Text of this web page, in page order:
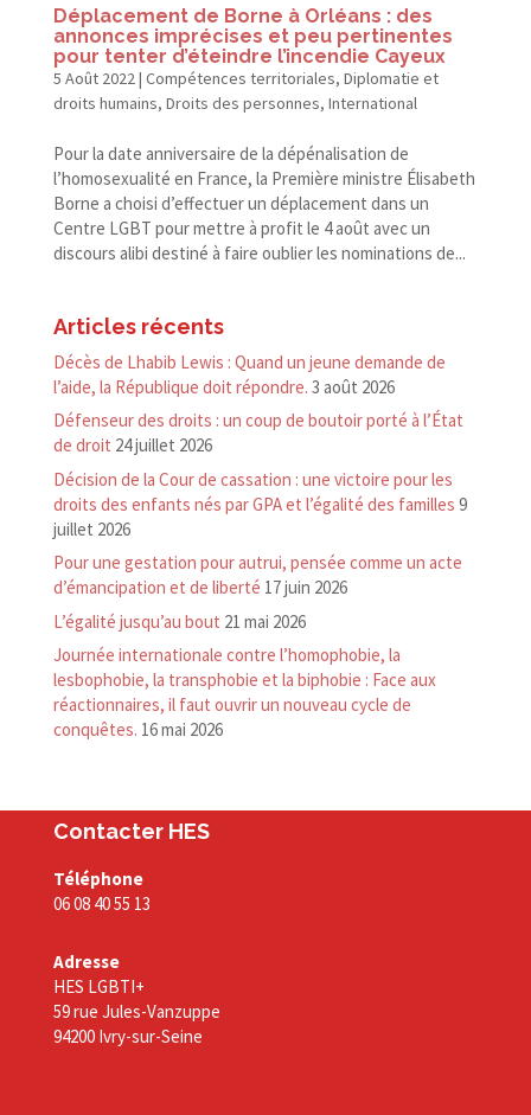
Déplacement de Borne à Orléans : des
annonces imprécises et peu pertinentes
pour tenter d’éteindre l’incendie Cayeux
5 Août 2022| Compétences territoriales, Diplomatie et
droits humains, Droits des personnes, International
Pour la date anniversaire de la dépénalisation de
l’homosexualité en France, la Première ministre Élisabeth
Borne a choisi d’effectuer un déplacement dans un
Centre LGBT pour mettre à profit le 4 août avec un
discours alibi destiné à faire oublier les nominations de...
Articles récents
Décès de Lhabib Lewis : Quand un jeune demande de
l’aide, la République doit répondre. 3 août 2026
Défenseur des droits : un coup de boutoir porté à l’État
de droit 24 juillet 2026
Décision de la Cour de cassation : une victoire pour les
droits des enfants nés par GPA et l’égalité des familles 9
juillet 2026
Pour une gestation pour autrui, pensée comme un acte
d’émancipation et de liberté 17 juin 2026
L’égalité jusqu’au bout 21 mai 2026
Journée internationale contre l’homophobie, la
lesbophobie, la transphobie et la biphobie : Face aux
réactionnaires, il faut ouvrir un nouveau cycle de
conquêtes. 16 mai 2026
Contacter HES
Téléphone
06 08 40 55 13
Adresse
HES LGBTI+
59 rue Jules-Vanzuppe
94200 Ivry-sur-Seine